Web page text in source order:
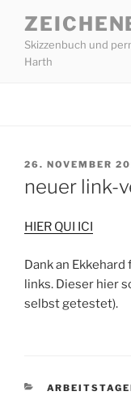
Inhalt
springen
Skizzenbuch und
Harth
VERÖFFENTLICHT
26. NOVEMBER
neuer link-
HIER QUI ICI
Dank an
links. Dieser hier
selbst getestet).
KATEGORIEN